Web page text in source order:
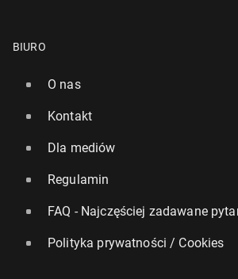
BIURO
O nas
Kontakt
Dla mediów
Regulamin
FAQ - Najczęściej zadawane
Polityka prywatności / Cookies